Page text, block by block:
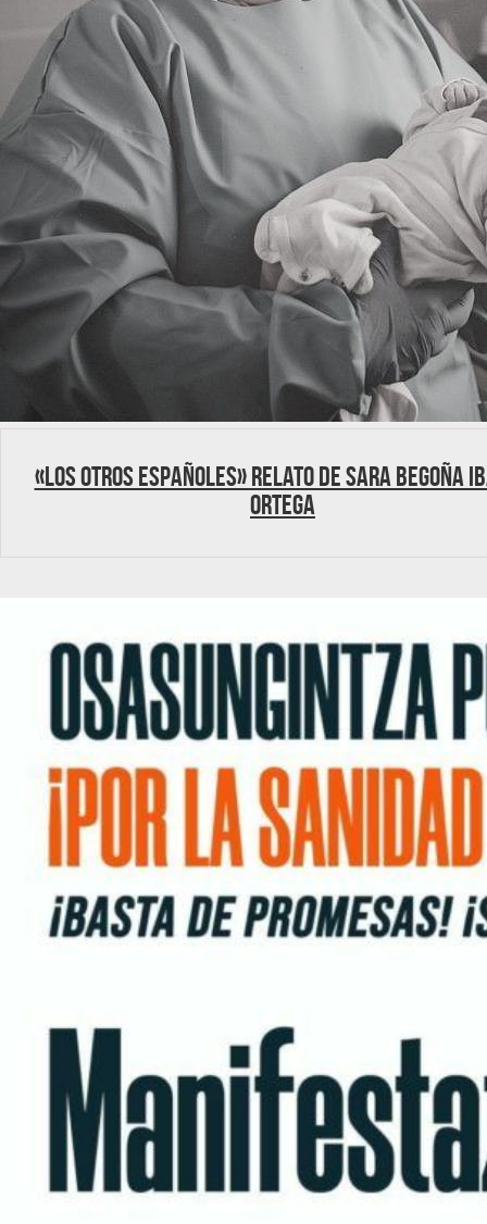
«LOS OTROS ESPAÑOLES» Relato de Sara Begoña
Ortega